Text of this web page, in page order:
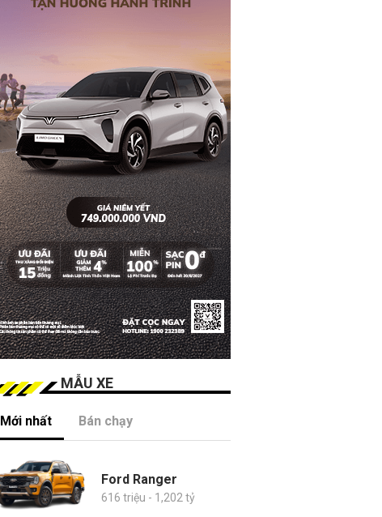
MẪU XE
Mới nhất Bán chạy
Ford Ranger
616 triệu - 1,202 tỷ